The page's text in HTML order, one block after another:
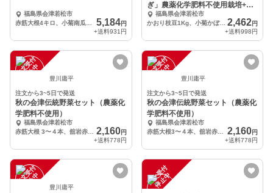
福島県会津若松市
5,184円
+送料931円
ぎ」農薬化学肥料不使用栽培+訳
あり小菊かぼちゃカレー
福島県会津若松市
かおり枝豆1Kg、小菊かぼちゃ1個、固定種トマト4〜5個、オーガニックスパイス１袋、他
2,462円
+送料998円
注
文
受
付
停
止
中 豊川庸平
注文から3~5日で発送
秋の会津伝統野菜セット（農薬化
学肥料不使用）
福島県会津若松市
2,160円
+送料778円
注
文
受
付
停
止
中 豊川庸平
注文から3~5日で発送
秋の会津伝統野菜セット（農薬化
学肥料不使用）
福島県会津若松市
赤筋大根3〜４本、舘岩赤かぶ２本、身知らず柿4〜5個、他
2,160円
+送料778円
注
文
受
付
停
止
中 豊川庸平
注
文
受
付
停
止
中